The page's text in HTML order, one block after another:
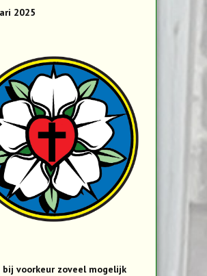
2025
bij voorkeur zoveel mogelijk